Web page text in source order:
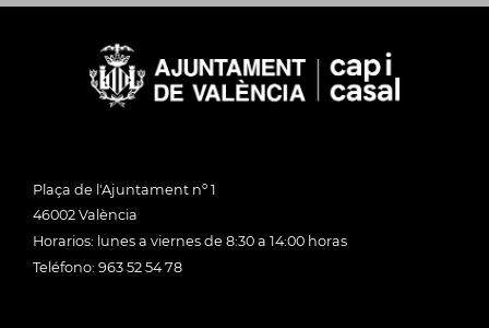
Plaça de l'Ajuntament nº 1
46002 València
Horarios: lunes a viernes de 8:30 a 14:00 horas
Teléfono: 963 52 54 78